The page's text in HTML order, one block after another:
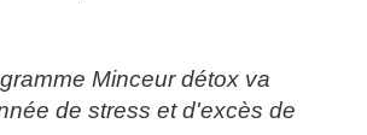
Minceur détox va
de stress et d'excès de